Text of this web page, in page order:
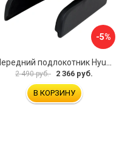
-5%
2 490 руб. 2 366 руб.
В КОРЗИНУ